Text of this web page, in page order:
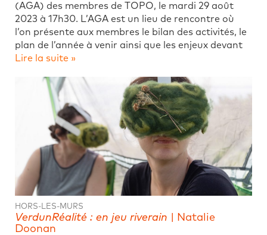
(AGA) des membres de TOPO, le mardi 29 août
2023 à 17h30. L’AGA est un lieu de rencontre où
l’on présente aux membres le bilan des activités, le
plan de l’année à venir ainsi que les enjeux devant
Lire la suite »
HORS-LES-MURS
VerdunRéalité : en jeu riverain | Natalie
Doonan